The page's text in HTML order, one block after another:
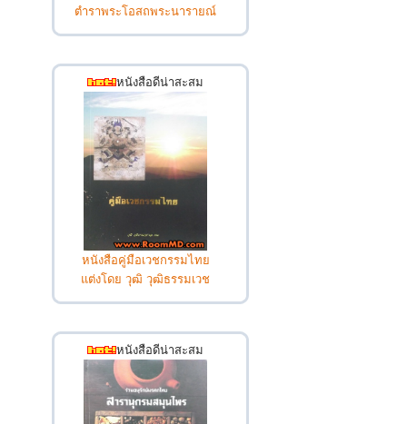
ตำราพระโอสถพระนารายณ์
หนังสือดีน่าสะสม
หนังสือคู่มือเวชกรรมไทย
แต่งโดย วุฒิ วุฒิธรรมเวช
หนังสือดีน่าสะสม